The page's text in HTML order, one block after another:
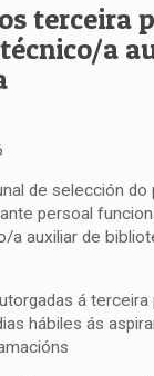
terceira
a
de selección
persoal
a auxiliar de
á terceira
hábiles ás